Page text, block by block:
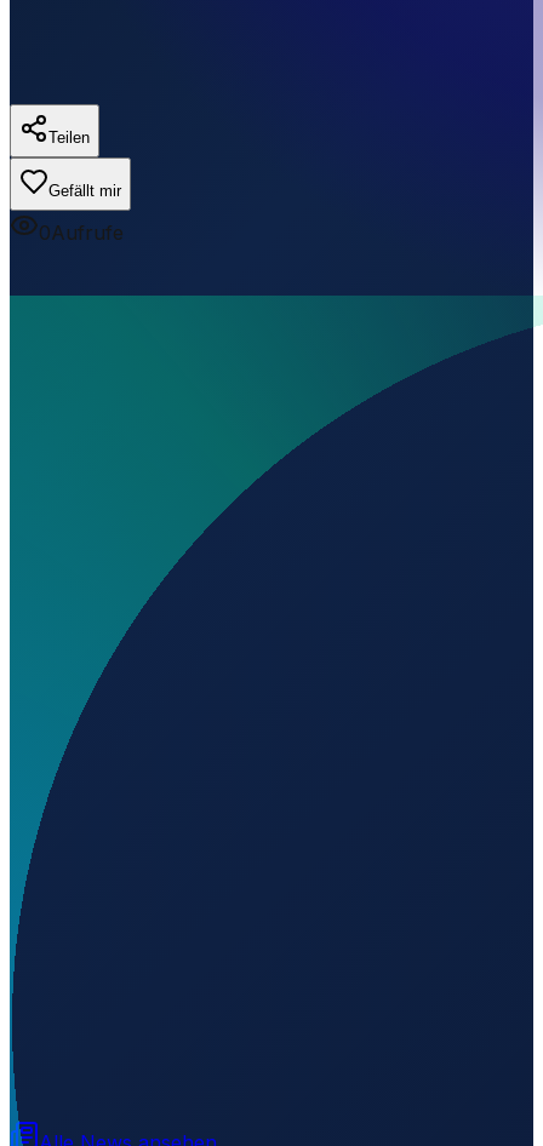
Teilen
Gefällt mir
0Aufrufe
Wird geladen...